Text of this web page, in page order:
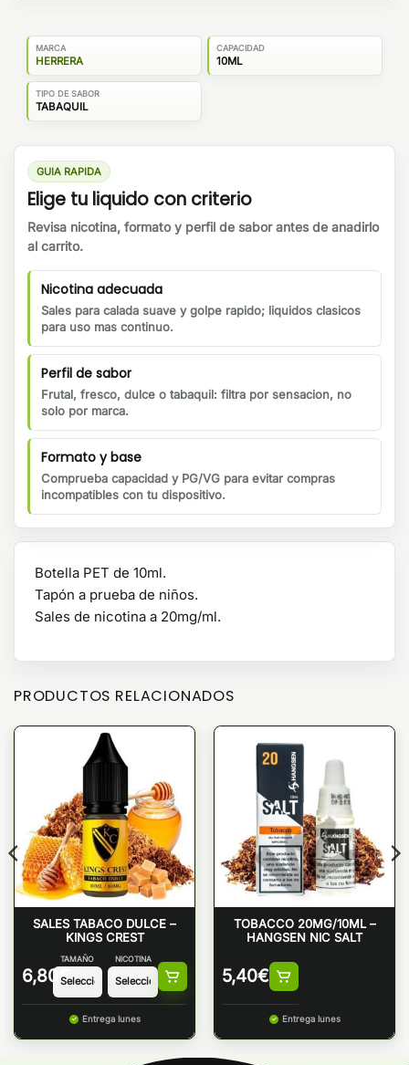
MARCA
HERRERA
CAPACIDAD
10ML
TIPO DE SABOR
TABAQUIL
GUIA RAPIDA
Elige tu liquido con criterio
Revisa nicotina, formato y perfil de sabor antes de anadirlo
al carrito.
Nicotina adecuada
Sales para calada suave y golpe rapido; liquidos clasicos
para uso mas continuo.
Perfil de sabor
Frutal, fresco, dulce o tabaquil: filtra por sensacion, no
solo por marca.
Formato y base
Comprueba capacidad y PG/VG para evitar compras
incompatibles con tu dispositivo.
Botella PET de 10ml.
Tapón a prueba de niños.
Sales de nicotina a 20mg/ml.
PRODUCTOS RELACIONADOS
SALES TABACO DULCE –
KINGS CREST
6,80 €
TAMAÑO NICOTINA
Entrega lunes
TOBACCO 20MG/10ML –
HANGSEN NIC SALT
5,40€
Entrega lunes